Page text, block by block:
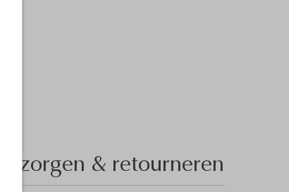
Bezorgen & retourneren